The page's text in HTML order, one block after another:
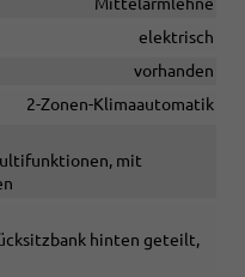
elektrisch
vorhanden
2-Zonen-Klimaautomatik
mit
hinten geteilt,